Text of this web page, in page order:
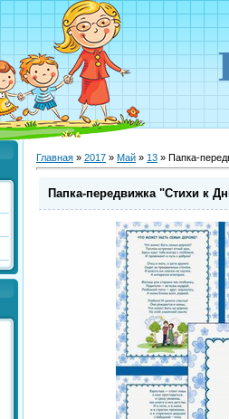
Главная » 2017 » Май » 13 » Папка-
Папка-передвижка "Стихи к